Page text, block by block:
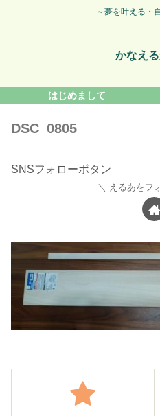
～夢を叶える・
かなえ
はじめまして
DSC_0805
SNSフォローボタン
えるあをフ